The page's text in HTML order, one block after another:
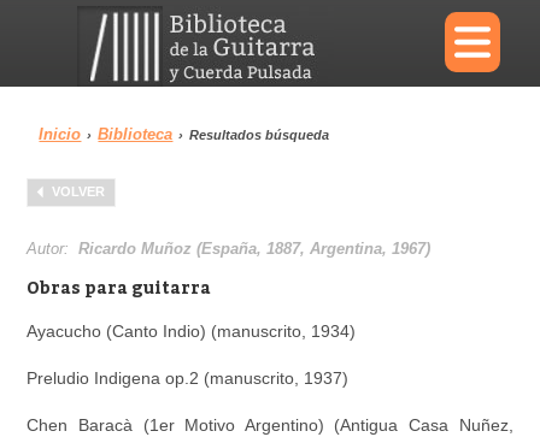
×
Menu
Biblioteca Diccionario
Área personal Reproductor
Inicio › Biblioteca › Resultados búsqueda
VOLVER
Autor:Ricardo Muñoz (España, 1887, Argentina, 1967)
Obras para guitarra
Ayacucho (Canto Indio) (manuscrito, 1934)
Preludio Indigena op.2 (manuscrito, 1937)
Chen Baracà (1er Motivo Argentino) (Antigua Casa Nuñez,